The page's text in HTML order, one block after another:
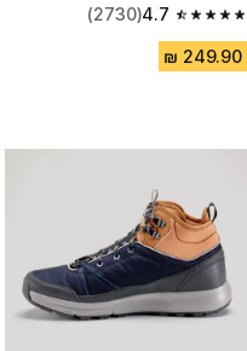
4.7
4.7 out of 5 stars from 2730 reviews
(2730)